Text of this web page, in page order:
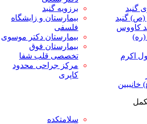
برزویه گنبد
بیمارستان و زایشگاه
فلسفی
بیمارستان دکتر موسوی
بیمارستان فوق
تخصصی قلب شفا
مرکز جراحی محدود